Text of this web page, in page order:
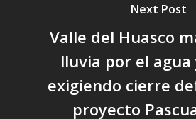
Next Post
Valle del Huasco
lluvia por el agua
exigiendo cierre
proyecto